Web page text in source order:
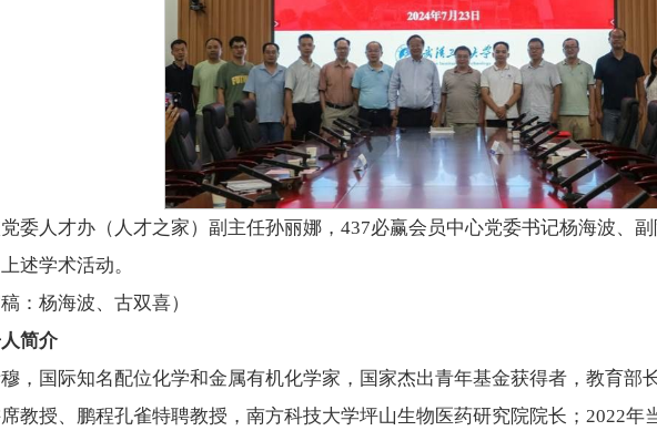
委人才办（人才之家）副主任孙丽娜，437必赢会员中心党委书记杨海波、
述学术活动。
稿：杨海波、古双喜）
简介
，国际知名配位化学和金属有机化学家，国家杰出青年基金获得者，教育部
教授、鹏程孔雀特聘教授，南方科技大学坪山生物医药研究院院长；2022年